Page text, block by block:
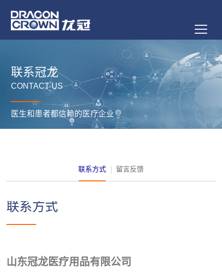
联系冠龙
CONTACT US
医生和患者都信赖的医疗企业
联系方式 留言反馈
联系方式
山东冠龙医疗用品有限公司